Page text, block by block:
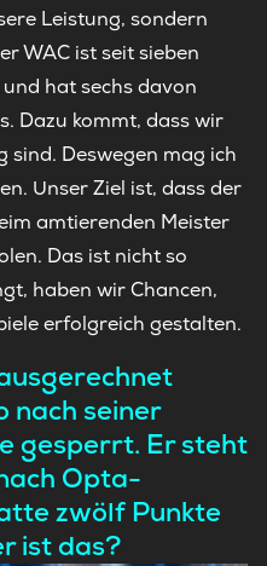
Leistung, sondern
WAC ist seit sieben
hat sechs davon
Dazu kommt, dass wir
Deswegen mag ich
Unser Ziel ist, dass der
amtierenden Meister
Das ist nicht so
haben wir Chancen,
erfolgreich gestalten.
nach seiner
gesperrt. Er steht
Opta-
zwölf Punkte
ist das?